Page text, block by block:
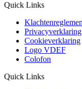
Quick Links
Privacyverklaring
Cookieverklaring
Logo VDEF
Colofon
Quick Links